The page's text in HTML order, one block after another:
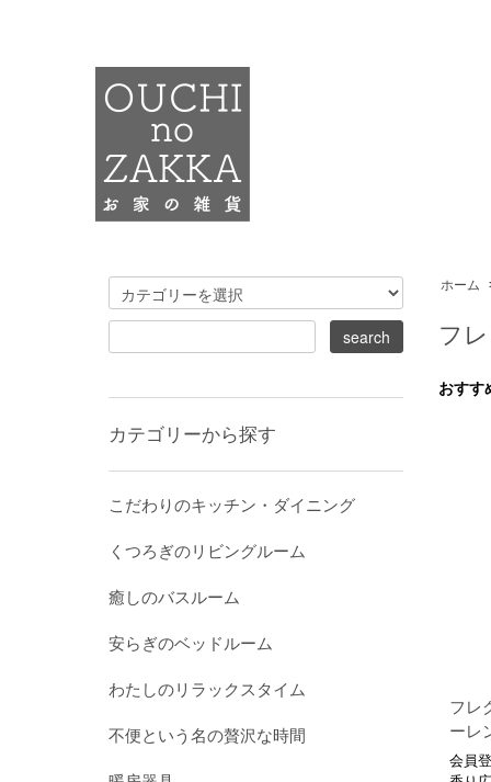
ホーム
フ
おすす
フレ
ーレ
会員
カテゴリーから探す
こだわりのキッチン・ダイニング
くつろぎのリビングルーム
癒しのバスルーム
安らぎのベッドルーム
わたしのリラックスタイム
不便という名の贅沢な時間